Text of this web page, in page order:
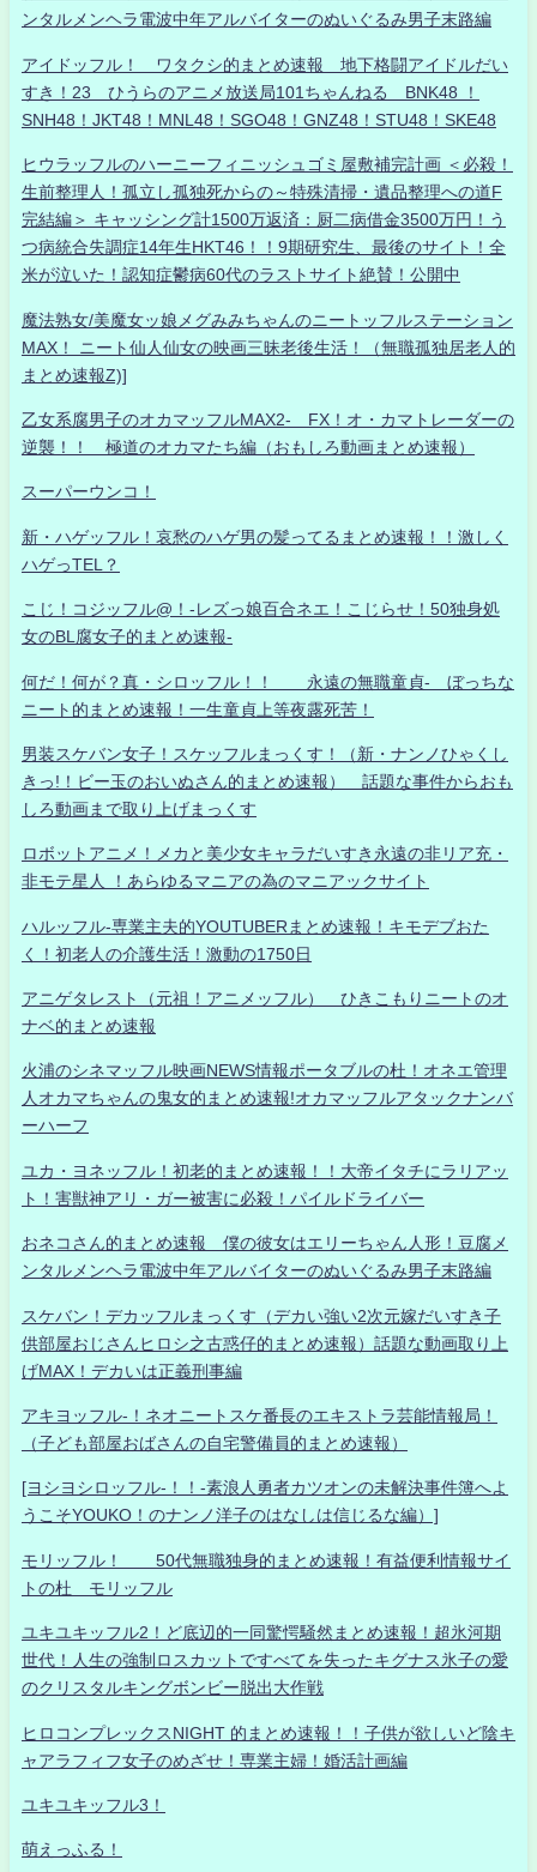
ンタルメンヘラ電波中年アルバイターのぬいぐるみ男子末路編
アイドッフル！ ワタクシ的まとめ速報 地下格闘アイドルだい
すき！23 ひうらのアニメ放送局101ちゃんねる BNK48 ！
SNH48！JKT48！MNL48！SGO48！GNZ48！STU48！SKE48
ヒウラッフルのハーニーフィニッシュゴミ屋敷補完計画 ＜必殺！
生前整理人！孤立し孤独死からの～特殊清掃・遺品整理への道F
完結編＞ キャッシング計1500万返済：厨二病借金3500万円！う
つ病統合失調症14年生HKT46！！9期研究生、最後のサイト！全
米が泣いた！認知症鬱病60代のラストサイト絶賛！公開中
魔法熟女/美魔女ッ娘メグみみちゃんのニートッフルステーション
MAX！ ニート仙人仙女の映画三昧老後生活！（無職孤独居老人的
まとめ速報Z)]
乙女系腐男子のオカマッフルMAX2- FX！オ・カマトレーダーの
逆襲！！ 極道のオカマたち編（おもしろ動画まとめ速報）
スーパーウンコ！
新・ハゲッフル！哀愁のハゲ男の髪ってるまとめ速報！！激しく
ハゲっTEL？
こじ！コジッフル@！-レズっ娘百合ネエ！こじらせ！50独身処
女のBL腐女子的まとめ速報-
何だ！何が？真・シロッフル！！ 永遠の無職童貞- ぼっちな
ニート的まとめ速報！一生童貞上等夜露死苦！
男装スケバン女子！スケッフルまっくす！（新・ナンノひゃくし
きっ!！ビー玉のおいぬさん的まとめ速報） 話題な事件からおも
しろ動画まで取り上げまっくす
ロボットアニメ！メカと美少女キャラだいすき永遠の非リア充・
非モテ星人 ！あらゆるマニアの為のマニアックサイト
ハルッフル-専業主夫的YOUTUBERまとめ速報！キモデブおた
く！初老人の介護生活！激動の1750日
アニゲタレスト（元祖！アニメッフル） ひきこもりニートのオ
ナベ的まとめ速報
火浦のシネマッフル映画NEWS情報ポータブルの杜！オネエ管理
人オカマちゃんの鬼女的まとめ速報!オカマッフルアタックナンバ
ーハーフ
ユカ・ヨネッフル！初老的まとめ速報！！大帝イタチにラリアッ
ト！害獣神アリ・ガー被害に必殺！パイルドライバー
おネコさん的まとめ速報 僕の彼女はエリーちゃん人形！豆腐メ
ンタルメンヘラ電波中年アルバイターのぬいぐるみ男子末路編
スケバン！デカッフルまっくす（デカい強い2次元嫁だいすき子
供部屋おじさんヒロシ之古惑仔的まとめ速報）話題な動画取り上
げMAX！デカいは正義刑事編
アキヨッフル-！ネオニートスケ番長のエキストラ芸能情報局！
（子ども部屋おばさんの自宅警備員的まとめ速報）
[ヨシヨシロッフル-！！-素浪人勇者カツオンの未解決事件簿へよ
うこそYOUKO！のナンノ洋子のはなしは信じるな編）]
モリッフル！ 50代無職独身的まとめ速報！有益便利情報サイ
トの杜 モリッフル
ユキユキッフル2！ど底辺的一同驚愕騒然まとめ速報！超氷河期
世代！人生の強制ロスカットですべてを失ったキグナス氷子の愛
のクリスタルキングボンビー脱出大作戦
ヒロコンプレックスNIGHT 的まとめ速報！！子供が欲しいど陰キ
ャアラフィフ女子のめざせ！専業主婦！婚活計画編
ユキユキッフル3！
萌えっふる！